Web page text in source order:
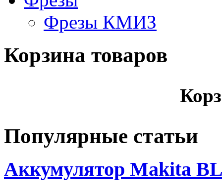
Фрезы КМИЗ
Корзина товаров
Популярные статьи
Аккумулятор Makita